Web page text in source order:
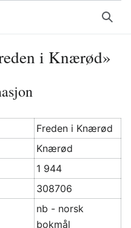
Søk
i Knærød»
Freden i Knærød
Knærød
1 944
308706
nb - norsk
bokmål